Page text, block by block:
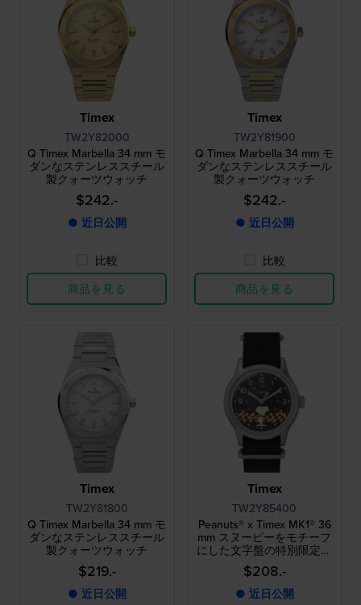
Timex
TW2Y82000
Q Timex Marbella 34 mm モ
ダンなステンレススチール
製クォーツウォッチ
$242.-
● 近日公開
比較
商品を見る
Timex
TW2Y81900
Q Timex Marbella 34 mm モ
ダンなステンレススチール
製クォーツウォッチ
$242.-
● 近日公開
比較
商品を見る
Timex
TW2Y81800
Q Timex Marbella 34 mm モ
ダンなステンレススチール
製クォーツウォッチ
$219.-
● 近日公開
Timex
TW2Y85400
Peanuts® x Timex MK1® 36
mm スヌーピーをモチーフ
にした文字盤の特別限定版
クォーツウォッチ
$208.-
● 近日公開